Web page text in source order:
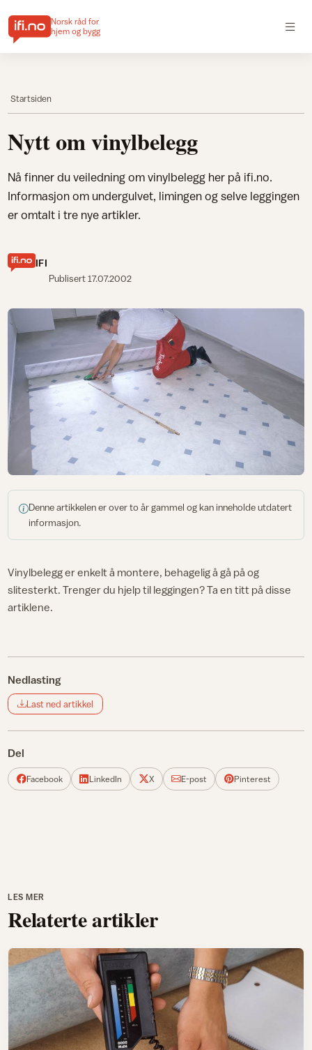
Norsk råd for
hjem og bygg
Startsiden
Nytt om vinylbelegg
Nå finner du veiledning om vinylbelegg her på ifi.no.
Informasjon om undergulvet, limingen og selve leggingen
er omtalt i tre nye artikler.
IFI
Publisert17.07.2002
Denne artikkelen er over to år gammel og kan inneholde utdatert
informasjon.
Vinylbelegg er enkelt å montere, behagelig å gå på og
slitesterkt. Trenger du hjelp til leggingen? Ta en titt på disse
artiklene.
Nedlasting
Last ned artikkel
Del
Facebook LinkedIn X E-post Pinterest
LES MER
Relaterte artikler